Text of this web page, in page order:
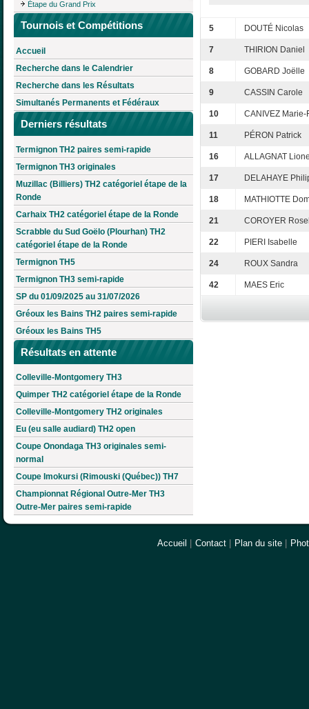
Étape du Grand Prix
Tournois et Compétitions
Accueil
Recherche dans le Calendrier
Recherche dans les Résultats
Simultanés Permanents et Fédéraux
Derniers résultats
Termignon TH2 paires semi-rapide
Termignon TH3 originales
Muzillac (Billiers) TH2 catégoriel étape de la
Ronde
Carhaix TH2 catégoriel étape de la Ronde
Scrabble du Sud Goëlo (Plourhan) TH2
catégoriel étape de la Ronde
Termignon TH5
Termignon TH3 semi-rapide
SP du 01/09/2025 au 31/07/2026
Gréoux les Bains TH2 paires semi-rapide
Gréoux les Bains TH5
Résultats en attente
Colleville-Montgomery TH3
Quimper TH2 catégoriel étape de la Ronde
Colleville-Montgomery TH2 originales
Eu (eu salle audiard) TH2 open
Coupe Onondaga TH3 originales semi-
normal
Coupe Imokursi (Rimouski (Québec)) TH7
Championnat Régional Outre-Mer TH3
Outre-Mer paires semi-rapide
5 DOUTÉ Nicolas
7 THIRION Daniel
8 GOBARD Joëlle
9 CASSIN Carole
10 CANIVEZ Marie-
11 PÉRON Patrick
16 ALLAGNAT
17 DELAHAYE
18 MATHIOTTE
21 COROYER
22 PIERI Isabelle
24 ROUX Sandra
42 MAES Eric
Accueil Contact Plan du site